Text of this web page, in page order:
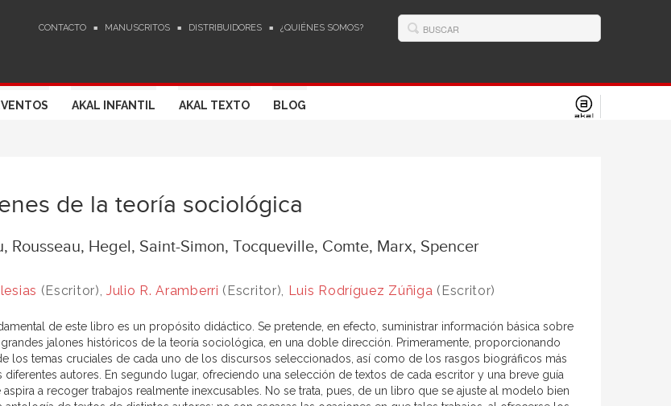
CONTACTO MANUSCRITOS DISTRIBUIDORES ¿QUIÉNES SOMOS?
AKAL INFANTIL AKAL TEXTO BLOG
de la teoría sociológica
Rousseau, Hegel, Saint-Simon, Tocqueville, Comte, Marx, Spencer
(Escritor),Julio R. Aramberri (Escritor), Luis Rodríguez Zúñiga (Escritor)
de este libro es un propósito didáctico. Se pretende, en efecto, suministrar información básica sobre
jalones históricos de la teoría sociológica, en una doble dirección. Primeramente, proporcionando
los temas cruciales de cada uno de los discursos seleccionados, así como de los rasgos biográficos más
diferentes autores. En segundo lugar, ofreciendo una selección de textos de cada escritor y una breve guía
a recoger trabajos realmente inexcusables. No se trata, pues, de un libro que se ajuste al modelo bien